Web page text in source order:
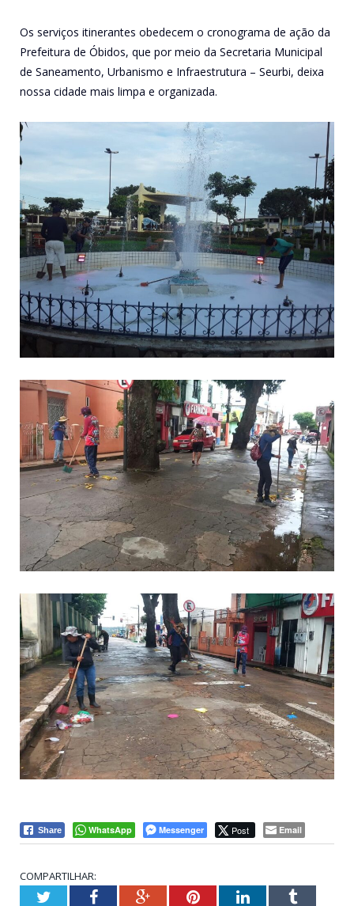
Os serviços itinerantes obedecem o cronograma de ação da
Prefeitura de Óbidos, que por meio da Secretaria Municipal
de Saneamento, Urbanismo e Infraestrutura – Seurbi, deixa
nossa cidade mais limpa e organizada.
Share WhatsApp Messenger Post Email
COMPARTILHAR:
TwitterFacebookGoogle+PinterestLinkedInTumblr